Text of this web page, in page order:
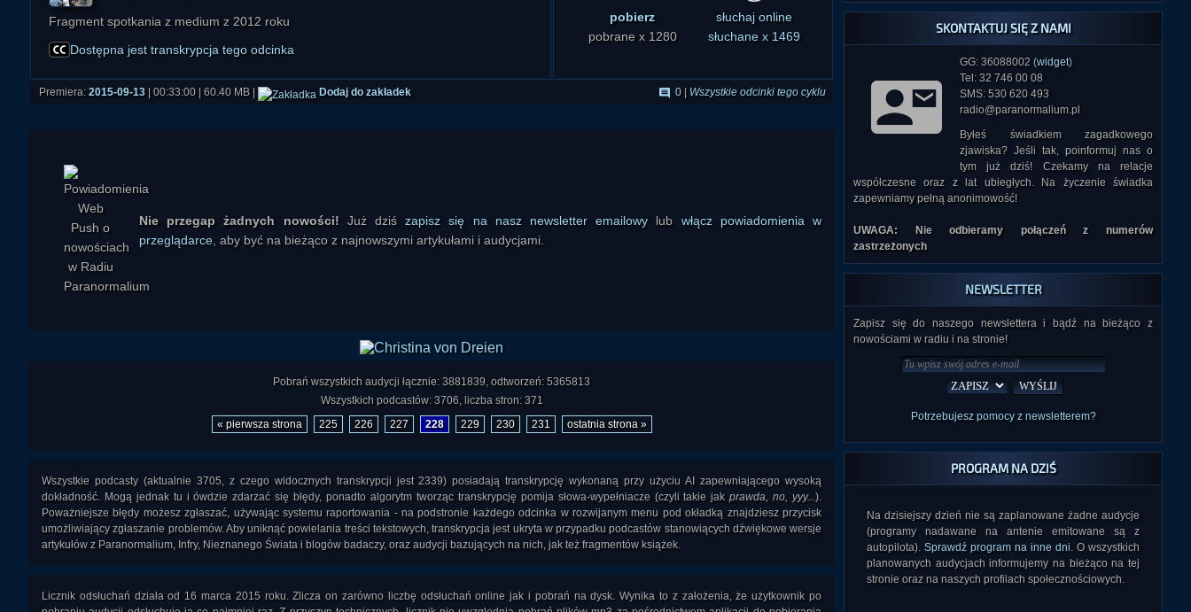
Fragment spotkania z medium z 2012 roku
Dostępna jest transkrypcja tego odcinka
pobierz
pobrane x 1280
słuchaj online
słuchane x 1469
Premiera: 2015-09-13 | 00:33:00 | 60.40 MB | Dodaj do zakładek 0 Wszystkie odcinki tego cyklu
Nie przegap żadnych nowości! Już dziśzapisz się na nasz newsletter emailowy lub włącz powiadomienia w
przeglądarce , aby być na bieżąco z najnowszymi artykułami i audycjami.
Pobrań wszystkich audycji łącznie: 3881839, odtworzeń: 5365813
Wszystkich podcastów: 3706, liczba stron: 371
« pierwsza strona
225 226 227 228 229 230 231 ostatnia strona »
Wszystkie podcasty (aktualnie 3705, z czego widocznych transkrypcji jest 2339) posiadają transkrypcję wykonaną przy użyciu AI zapewniającego wysoką
dokładność. Mogą jednak tu i ówdzie zdarzać się błędy, ponadto algorytm tworząc transkrypcję pomija słowa-wypełniacze (czyli takie jakprawda, no, yyy...).
Poważniejsze błędy możesz zgłaszać, używając systemu raportowania - na podstronie każdego odcinka w rozwijanym menu pod okładką znajdziesz przycisk
umożliwiający zgłaszanie problemów. Aby uniknąć powielania treści tekstowych, transkrypcja jest ukryta w przypadku podcastów stanowiących dźwiękowe wersje
artykułów z Paranormalium, Infry, Nieznanego Świata i blogów badaczy, oraz audycji bazujących na nich, jak też fragmentów książek.
Licznik odsłuchań działa od 16 marca 2015 roku. Zlicza on zarówno liczbę odsłuchań online jak i pobrań na dysk. Wynika to z założenia, że użytkownik po
SKONTAKTUJ SIĘ Z NAMI
GG: 36088002 (widget)
Tel: 32 746 00 08
SMS: 530 620 493
radio@paranormalium.pl
Byłeś świadkiem zagadkowego
zjawiska? Jeśli tak, poinformuj nas o
tym już dziś! Czekamy na relacje
współczesne oraz z lat ubiegłych. Na życzenie świadka
zapewniamy pełną anonimowość!
UWAGA: Nie odbieramy połączeń z numerów
zastrzeżonych
NEWSLETTER
Zapisz się do naszego newslettera i bądź na bieżąco z
nowościami w radiu i na stronie!
Potrzebujesz pomocy z newsletterem?
PROGRAM NA DZIŚ
Na dzisiejszy dzień nie są zaplanowane żadne audycje
(programy nadawane na antenie emitowane są z
autopilota). Sprawdź program na inne dni. O wszystkich
planowanych audycjach informujemy na bieżąco na tej
stronie oraz na naszych profilach społecznościowych.